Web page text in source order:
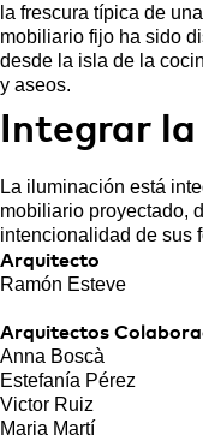
la frescura típica de
mobiliario fijo ha sido
desde la isla de la
y aseos.
Integrar
La iluminación está
mobiliario proyectado,
intencionalidad de sus
Arquitecto
Ramón Esteve
Arquitectos
Anna Boscà
Estefanía Pérez
Victor Ruiz
Maria Martí